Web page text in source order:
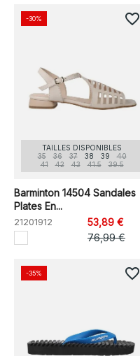
TAILLES DISPONIBLES
35
36 37 38 39
40
41
42 43 41.5 39.5
Barminton 14504 Sandales
Plates En...
21201912
53,89 €
76,99 €
-30% favorite_border
-35% favorite_border